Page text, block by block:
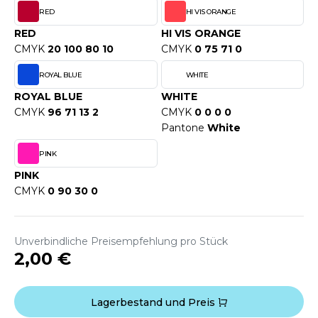
UND JACKEN
COOL
HOODS
T'S
SERIE
RED
RED
CMYK 20 100 80 10
HI VIS ORANGE
HI VIS ORANGE
CMYK 0 75 71 0
ROYAL BLUE
ROYAL BLUE
CMYK 96 71 13 2
WHITE
WHITE
CMYK 0 0 0 0
Pantone White
PINK
PINK
CMYK 0 90 30 0
Unverbindliche Preisempfehlung pro Stück
2,00 €
Lagerbestand und Preis